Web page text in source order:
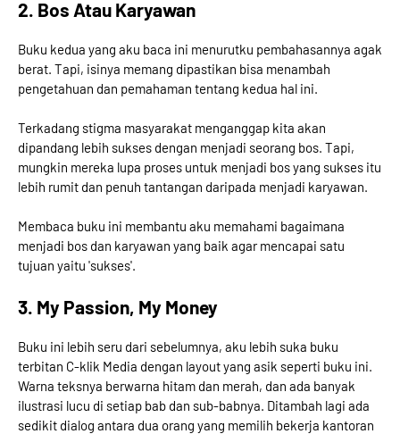
2. Bos Atau Karyawan
Buku kedua yang aku baca ini menurutku pembahasannya agak
berat. Tapi, isinya memang dipastikan bisa menambah
pengetahuan dan pemahaman tentang kedua hal ini.
Terkadang stigma masyarakat menganggap kita akan
dipandang lebih sukses dengan menjadi seorang bos. Tapi,
mungkin mereka lupa proses untuk menjadi bos yang sukses itu
lebih rumit dan penuh tantangan daripada menjadi karyawan.
Membaca buku ini membantu aku memahami bagaimana
menjadi bos dan karyawan yang baik agar mencapai satu
tujuan yaitu 'sukses'.
3. My Passion, My Money
Buku ini lebih seru dari sebelumnya, aku lebih suka buku
terbitan C-klik Media dengan layout yang asik seperti buku ini.
Warna teksnya berwarna hitam dan merah, dan ada banyak
ilustrasi lucu di setiap bab dan sub-babnya. Ditambah lagi ada
sedikit dialog antara dua orang yang memilih bekerja kantoran